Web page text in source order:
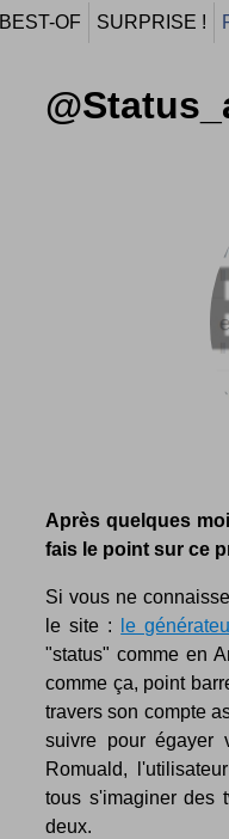
BEST-OF SURPRISE !
Après quelques
fais le point sur ce
Si vous ne
le site :
le
"status" comme en
comme ça, point
travers son compte
suivre pour égayer
Romuald,
tous s'imaginer des
deux.